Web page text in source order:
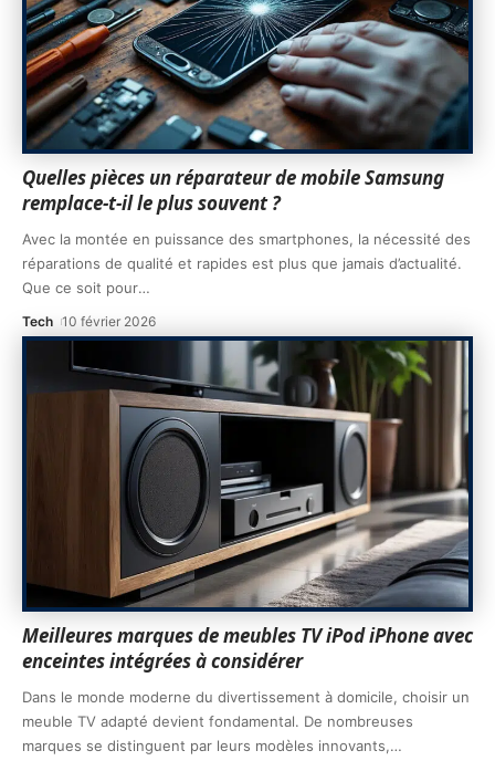
Quelles pièces un réparateur de mobile Samsung
remplace-t-il le plus souvent ?
Avec la montée en puissance des smartphones, la nécessité des
réparations de qualité et rapides est plus que jamais d’actualité.
Que ce soit pour…
Tech 10 février 2026
Meilleures marques de meubles TV iPod iPhone avec
enceintes intégrées à considérer
Dans le monde moderne du divertissement à domicile, choisir un
meuble TV adapté devient fondamental. De nombreuses
marques se distinguent par leurs modèles innovants,…